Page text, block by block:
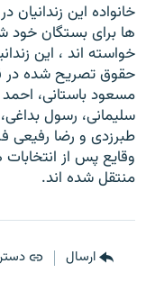
خانواده اين
ها برای بستگان خود
خواسته اند ، اين
حقوق تصریح شده در
مسعود باستانی،
سليمانی، رسول
طبرزدی و رضا رفيعی
وقايع پس از
منتقل شده اند.
ارسال